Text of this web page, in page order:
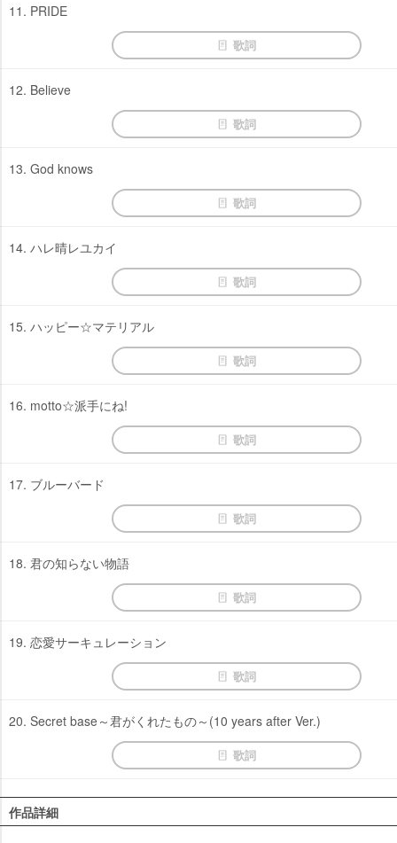
11. PRIDE
歌詞
12. Believe
歌詞
13. God knows
歌詞
14. ハレ晴レユカイ
歌詞
15. ハッピー☆マテリアル
歌詞
16. motto☆派手にね!
歌詞
17. ブルーバード
歌詞
18. 君の知らない物語
歌詞
19. 恋愛サーキュレーション
歌詞
20. Secret base～君がくれたもの～(10 years after Ver.)
歌詞
作品詳細